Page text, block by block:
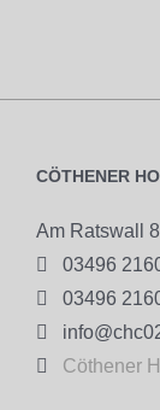
CÖTHENER
Am Ratswall

03496

03496


Cöthener